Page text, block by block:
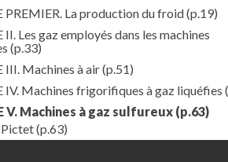
PREMIER. La production du froid(p.19)
Les gaz employés dans les machines
(p.33)
III. Machines à air(p.51)
IV. Machines frigorifiques à gaz liquéfies
V. Machines à gaz sulfureux (p.63)
(p.63)